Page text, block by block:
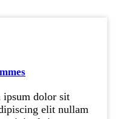
ipsum dolor sit
elit nullam